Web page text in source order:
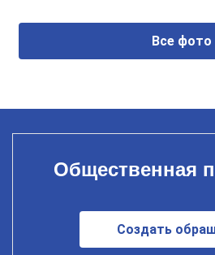
Все фото
Общественная
Создать